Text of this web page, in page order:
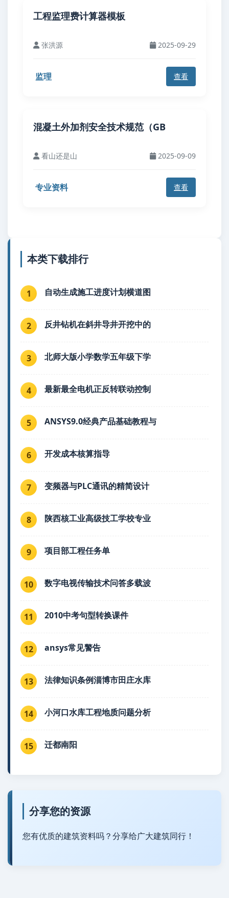
工程监理费计算器模板
张洪源 2025-09-29
监理 查看
混凝土外加剂安全技术规范（GB
看山还是山 2025-09-09
专业资料 查看
本类下载排行
1 自动生成施工进度计划横道图
2 反井钻机在斜井导井开挖中的
3 北师大版小学数学五年级下学
4 最新最全电机正反转联动控制
5 ANSYS9.0经典产品基础教程与
6 开发成本核算指导
7 变频器与PLC通讯的精简设计
8 陕西核工业高级技工学校专业
9 项目部工程任务单
10 数字电视传输技术问答多载波
11 2010中考句型转换课件
12 ansys常见警告
13 法律知识条例淄博市田庄水库
14 小河口水库工程地质问题分析
15 迁都南阳
分享您的资源
您有优质的建筑资料吗？分享给广大建筑同行！